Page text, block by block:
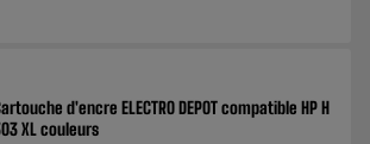
d'encre ELECTRO DEPOT compatible HP H
XL couleurs